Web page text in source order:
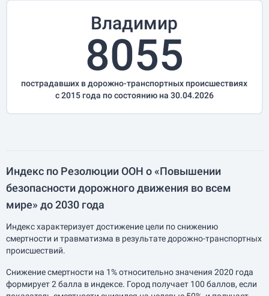
Владимир
8055
пострадавших в дорожно-транспортных происшествиях
с 2015 года по состоянию на 30.04.2026
Индекс по Резолюции ООН о «Повышении
безопасности дорожного движения во всем
мире» до 2030 года
Индекс характеризует достижение цели по снижению
смертности и травматизма в результате дорожно-транспортных
происшествий.
Снижение смертности на 1% относительно значения 2020 года
формирует 2 балла в индексе. Город получает 100 баллов, если